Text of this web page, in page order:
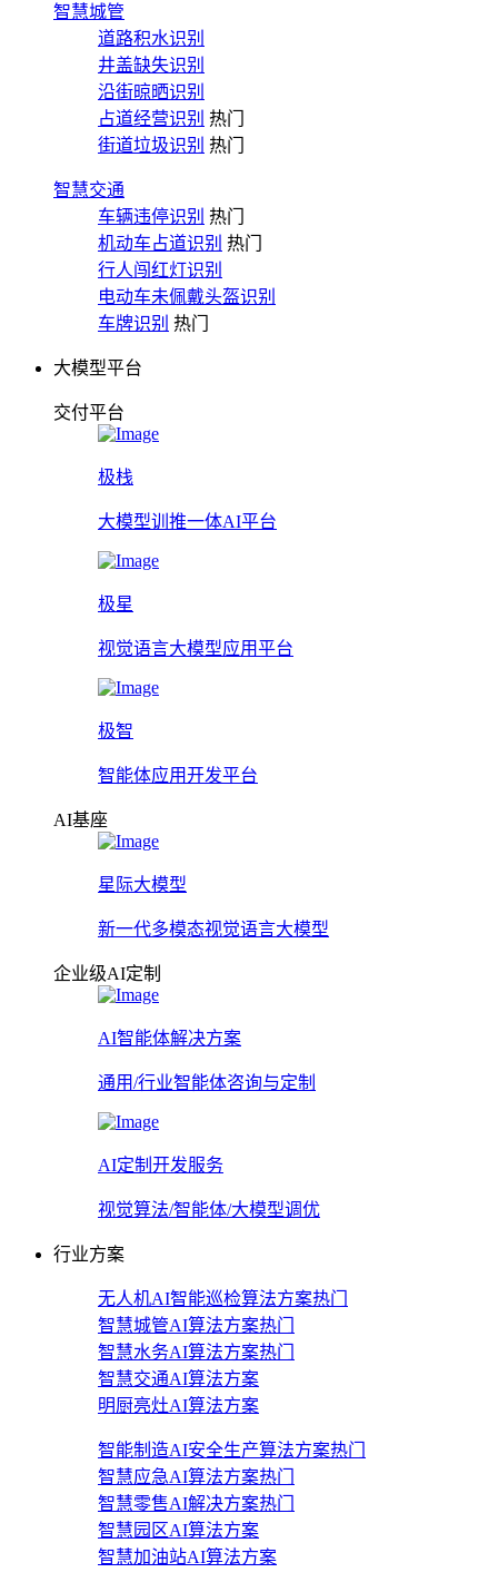
智慧城管
道路积水识别
井盖缺失识别
沿街晾晒识别
占道经营识别 热门
街道垃圾识别 热门
智慧交通
车辆违停识别 热门
机动车占道识别 热门
行人闯红灯识别
电动车未佩戴头盔识别
车牌识别 热门
大模型平台
交付平台
极栈
大模型训推一体AI平台
极星
视觉语言大模型应用平台
极智
智能体应用开发平台
AI基座
星际大模型
新一代多模态视觉语言大模型
企业级AI定制
AI智能体解决方案
通用/行业智能体咨询与定制
AI定制开发服务
视觉算法/智能体/大模型调优
行业方案
无人机AI智能巡检算法方案热门
智慧城管AI算法方案热门
智慧水务AI算法方案热门
智慧交通AI算法方案
明厨亮灶AI算法方案
智能制造AI安全生产算法方案热门
智慧应急AI算法方案热门
智慧零售AI解决方案热门
智慧园区AI算法方案
智慧加油站AI算法方案